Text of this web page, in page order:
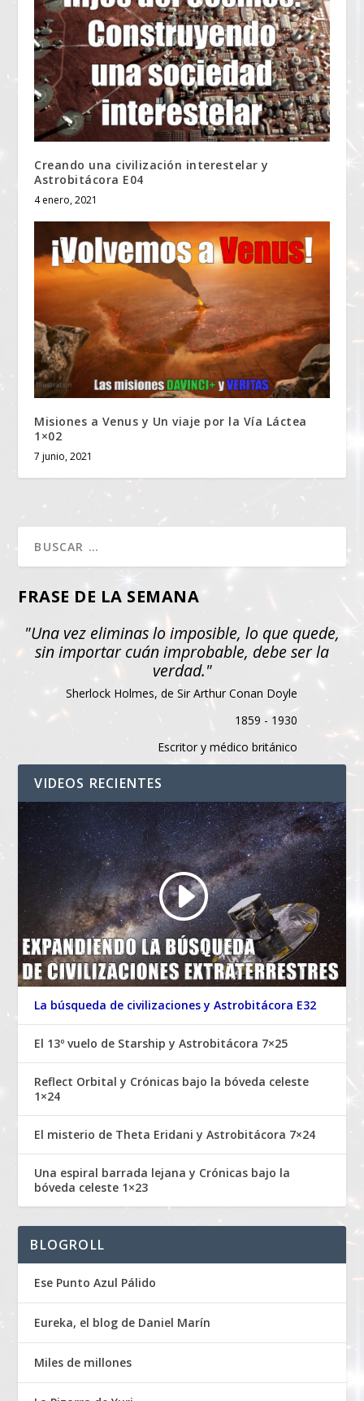
Creando una civilización interestelar y
Astrobitácora E04
4 enero, 2021
Misiones a Venus y Un viaje por la Vía Láctea
1×02
7 junio, 2021
FRASE DE LA SEMANA
"Una vez eliminas lo imposible, lo que quede,
sin importar cuán improbable, debe ser la
verdad."
Sherlock Holmes, de Sir Arthur Conan Doyle
1859 - 1930
Escritor y médico británico
VIDEOS RECIENTES
La búsqueda de civilizaciones y Astrobitácora E32
El 13º vuelo de Starship y Astrobitácora 7×25
Reflect Orbital y Crónicas bajo la bóveda celeste
1×24
El misterio de Theta Eridani y Astrobitácora 7×24
Una espiral barrada lejana y Crónicas bajo la
bóveda celeste 1×23
BLOGROLL
Ese Punto Azul Pálido
Eureka, el blog de Daniel Marín
Miles de millones